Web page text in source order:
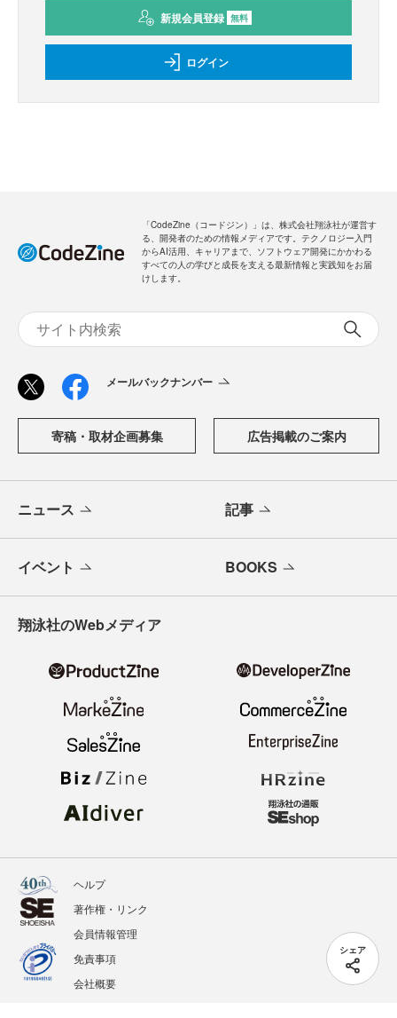
シェア
新規会員登録 無料
ログイン
「CodeZine（コードジン）」は、株式会社翔泳社が運営す
る、開発者のための情報メディアです。テクノロジー入門
からAI活用、キャリアまで、ソフトウェア開発にかかわる
すべての人の学びと成長を支える最新情報と実践知をお届
けします。
メールバックナンバー
寄稿・取材企画募集 広告掲載のご案内
ニュース 記事
イベント BOOKS
翔泳社のWebメディア
ヘルプ
著作権・リンク
会員情報管理
免責事項
会社概要